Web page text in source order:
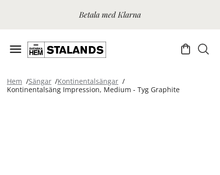
Betala med Klarna
Hem Sängar
Kontinentalsängar
Kontinentalsäng Impression, Medium - Tyg Graphite